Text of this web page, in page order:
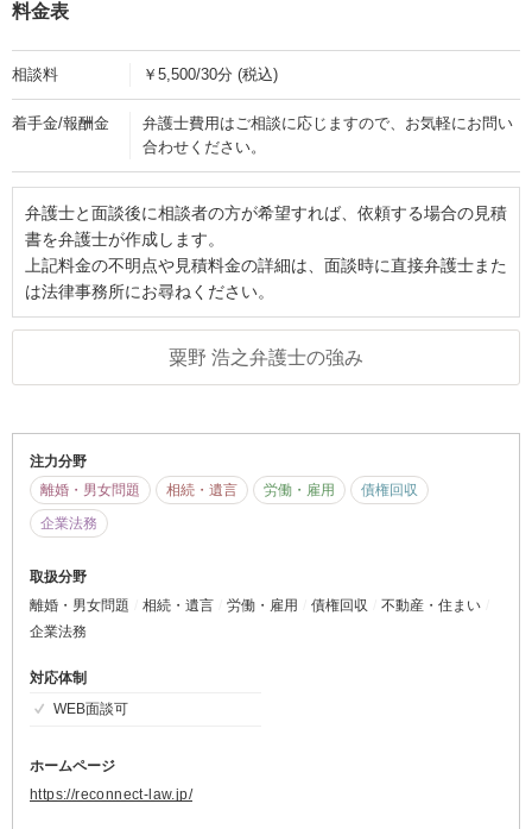
料金表
相談料 ￥5,500/30分 (税込)
着手金/報酬金
弁護士費用はご相談に応じますので、お気軽にお問い
合わせください。
弁護士と面談後に相談者の方が希望すれば、依頼する場合の見積
書を弁護士が作成します。
上記料金の不明点や見積料金の詳細は、面談時に直接弁護士また
は法律事務所にお尋ねください。
粟野 浩之弁護士の強み
注力分野
離婚・男女問題
相続・遺言 労働・雇用
債権回収
企業法務
取扱分野
離婚・男女問題
相続・遺言 労働・雇用 債権回収
不動産・住まい
企業法務
対応体制
WEB面談可
ホームページ
https://reconnect-law.jp/